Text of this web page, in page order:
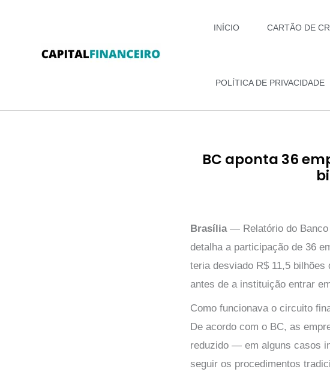
INÍCIO CARTÃO DE
POLÍTICA DE PRIVACIDADE
BC aponta 36
Brasília— Relatório do Banco
detalha a participação de 36
teria desviado R$ 11,5
antes de a instituição entrar
Como funcionava o circuito
De acordo com o BC, as
reduzido — em alguns casos
seguir os procedimentos